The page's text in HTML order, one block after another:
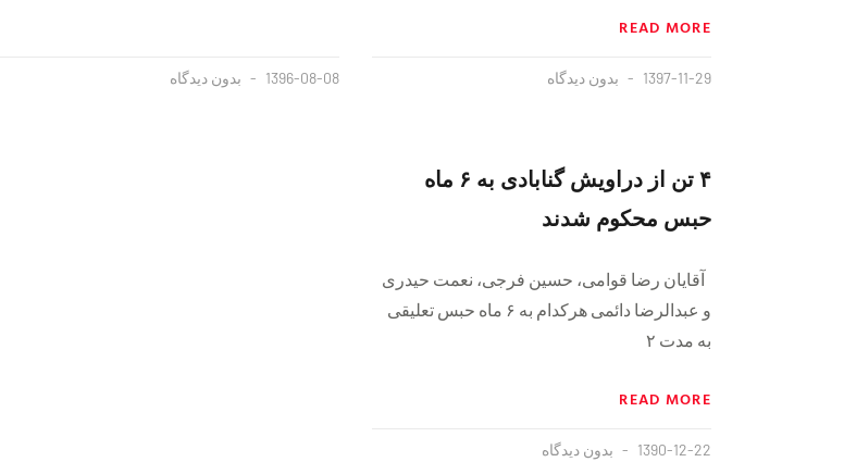
READ MORE
1397-11-29 بدون دیدگاه 1396-08-08 بدون دیدگاه
۴ تن از دراویش گنابادی به ۶ ماه
حبس محکوم شدند
آقایان رضا قوامی، حسین فرجی، نعمت حیدری
و عبدالرضا دائمی هرکدام به ۶ ماه حبس تعلیقی
به مدت ٢
READ MORE
1390-12-22 بدون دیدگاه